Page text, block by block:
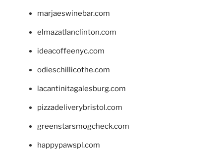
marjaeswinebar.com
elmazatlanclinton.com
ideacoffeenyc.com
odieschillicothe.com
lacantinitagalesburg.com
pizzadeliverybristol.com
greenstarsmogcheck.com
happypawspl.com